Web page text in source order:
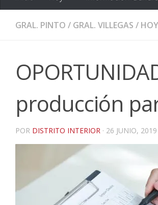
GRAL. PINTO / GRAL. VILLEGAS / HOY
producción
POR DISTRITO INTERIOR · 26 JUNIO, 2019